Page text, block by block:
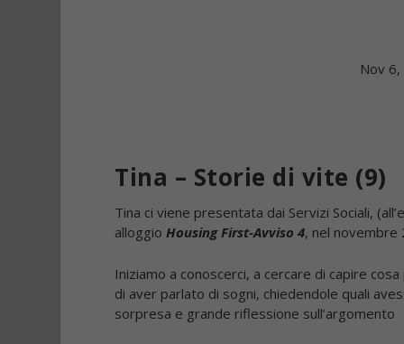
Nov 6,
Tina – Storie di vite (9)
Tina ci viene presentata dai Servizi Sociali,
alloggio Housing First-Avviso 4, nel novembre
Iniziamo a conoscerci, a cercare di capire
di aver parlato di sogni, chiedendole quali
sorpresa e grande riflessione sull’argomento